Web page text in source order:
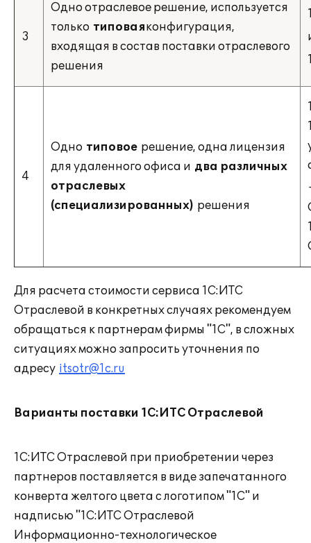
3
Одно отраслевое решение, используется
только типоваяконфигурация,
входящая в состав поставки отраслевого
решения
4
Одно типовое решение, одна лицензия
для удаленного офиса и два различных
отраслевых
(специализированных) решения
Для расчета стоимости сервиса 1С:ИТС
Отраслевой в конкретных случаях рекомендуем
обращаться к партнерам фирмы "1С", в сложных
ситуациях можно запросить уточнения по
адресу itsotr@1c.ru
Варианты поставки 1С:ИТС Отраслевой
1С:ИТС Отраслевой при приобретении через
партнеров поставляется в виде запечатанного
конверта желтого цвета с логотипом "1С" и
надписью "1С:ИТС Отраслевой
Информационно-технологическое